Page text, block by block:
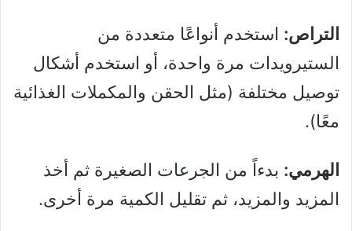
التراص: استخدم أنواعًا متعددة من
الستيرويدات مرة واحدة، أو استخدم أشكال
توصيل مختلفة (مثل الحقن والمكملات الغذائية
معًا).
الهرمي: بدءاً من الجرعات الصغيرة ثم أخذ
المزيد والمزيد، ثم تقليل الكمية مرة أخرى.